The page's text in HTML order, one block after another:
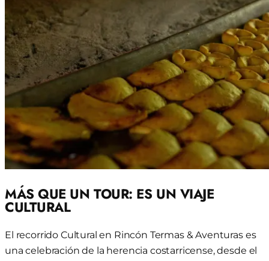
MÁS QUE UN TOUR: ES UN VIAJE
CULTURAL
El recorrido Cultural en Rincón Termas & Aventuras es
una celebración de la herencia costarricense, desde el